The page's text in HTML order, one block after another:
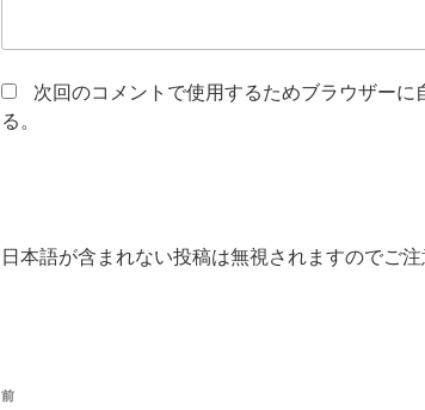
次回のコメントで使用するためブラウザー
る。
日本語が含まれない投稿は無視されますのでご
投
前
前